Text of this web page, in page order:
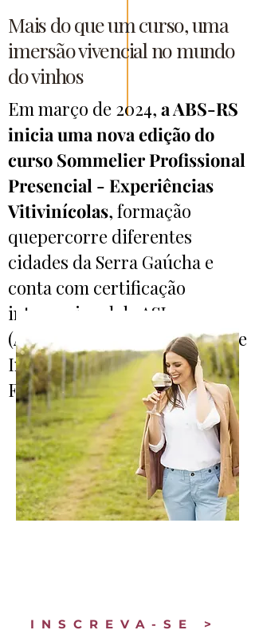
Mais do que um curso, uma
imersão vivencial no mundo
do vinhos
Em março de 2024, a ABS-RS
inicia uma nova edição do
curso Sommelier Profissional
Presencial - Experiências
Vitivinícolas, formação
quepercorre diferentes
cidades da Serra Gaúcha e
conta com certificação
internacional da ASI
(Association de la Sommellerie
Internationale), com sede na
França.
INSCREVA-SE >